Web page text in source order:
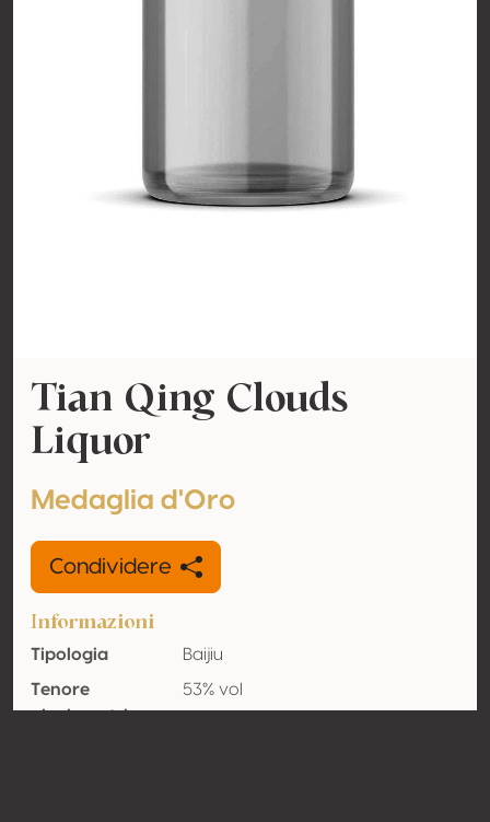
Tian Qing Clouds
Liquor
Medaglia d'Oro
Condividere
Informazioni
Tipologia
Baijiu
Tenore
alcolometrico
53% vol